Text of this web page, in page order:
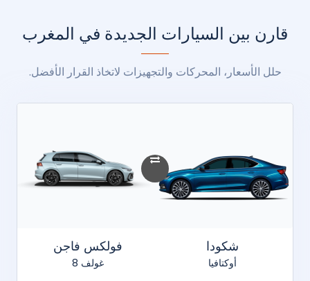
قارن بين السيارات الجديدة في المغرب
حلل الأسعار، المحركات والتجهيزات لاتخاذ القرار الأفضل.
شكودا
أوكتافيا
فولكس فاجن
غولف 8